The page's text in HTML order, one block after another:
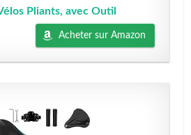
Pliants, avec Outil
Acheter sur Amazon